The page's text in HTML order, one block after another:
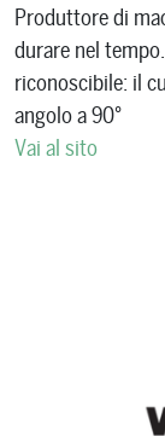
Produttore di
durare nel
riconoscibile: il
angolo a 90°
Vai al sito